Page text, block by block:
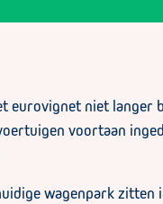
niet langer
voortaan
wagenpark zitten